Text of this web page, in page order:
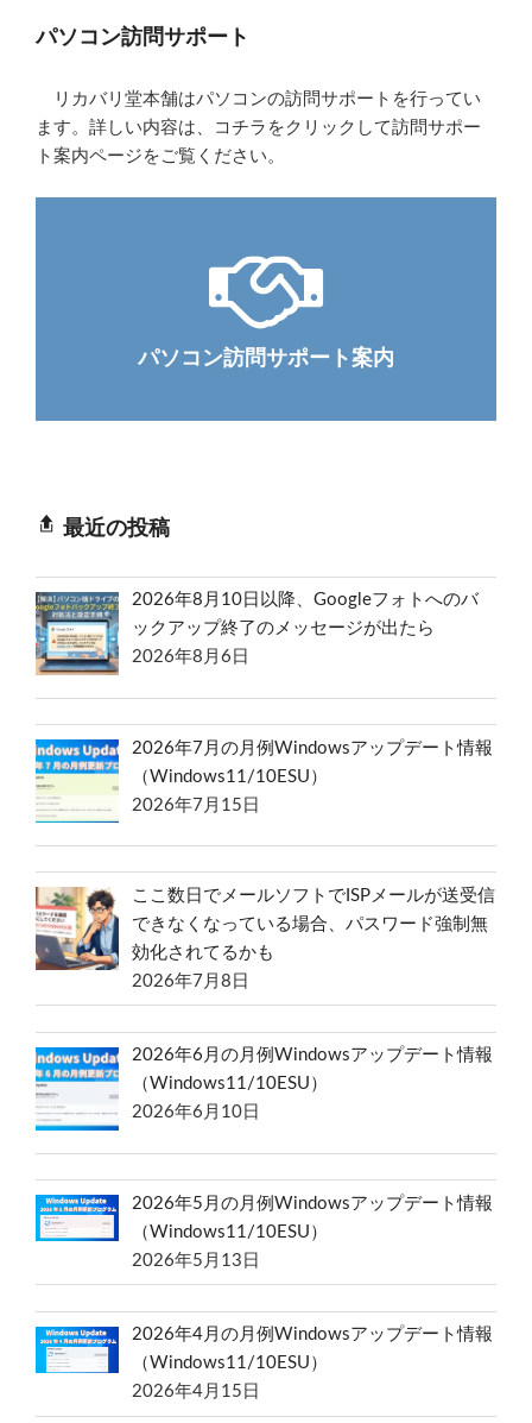
パソコン訪問サポート
リカバリ堂本舗はパソコンの訪問サポートを行ってい
ます。詳しい内容は、コチラをクリックして訪問サポー
ト案内ページをご覧ください。
パソコン訪問サポート案内
最近の投稿
2026年8月10日以降、Googleフォトへのバ
ックアップ終了のメッセージが出たら
2026年8月6日
2026年7月の月例Windowsアップデート情報
（Windows11/10ESU）
2026年7月15日
ここ数日でメールソフトでISPメールが送受信
できなくなっている場合、パスワード強制無
効化されてるかも
2026年7月8日
2026年6月の月例Windowsアップデート情報
（Windows11/10ESU）
2026年6月10日
2026年5月の月例Windowsアップデート情報
（Windows11/10ESU）
2026年5月13日
2026年4月の月例Windowsアップデート情報
（Windows11/10ESU）
2026年4月15日